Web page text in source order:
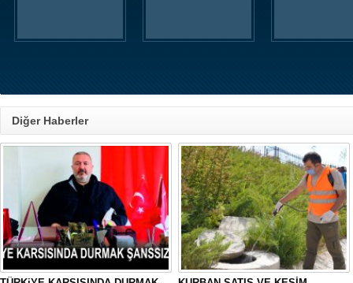
Diğer Haberler